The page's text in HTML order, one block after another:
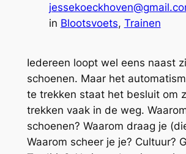
in Blootsvoets, Trainen
Iedereen loopt wel eens naast
schoenen. Maar het
te trekken staat het besluit om
trekken vaak in de weg.
schoenen? Waarom draag je
Waarom scheer je je? Cultuur?